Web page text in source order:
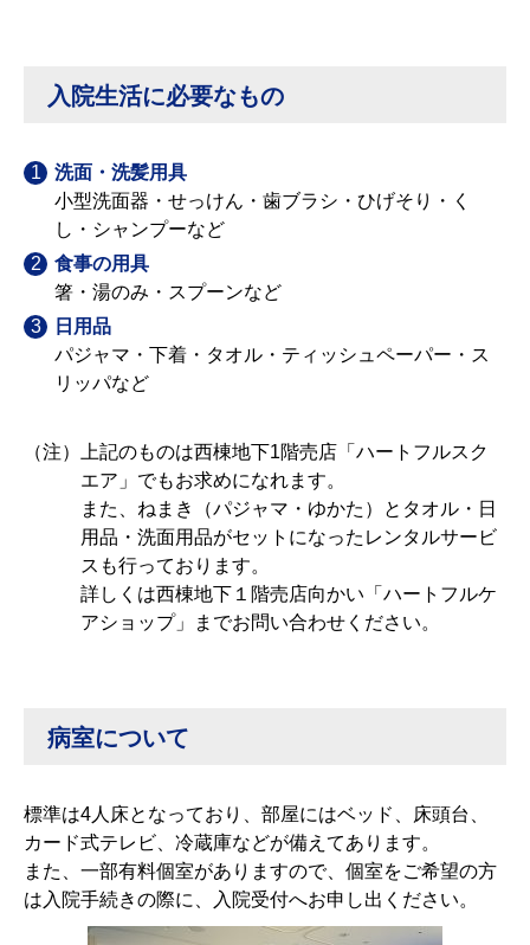
入院生活に必要なもの
洗面・洗髪用具
小型洗面器・せっけん・歯ブラシ・ひげそり・く
し・シャンプーなど
食事の用具
箸・湯のみ・スプーンなど
日用品
パジャマ・下着・タオル・ティッシュペーパー・ス
リッパなど
（注）
上記のものは西棟地下1階売店「ハートフルスク
エア」でもお求めになれます。
また、ねまき（パジャマ・ゆかた）とタオル・日
用品・洗面用品がセットになったレンタルサービ
スも行っております。
詳しくは西棟地下１階売店向かい「ハートフルケ
アショップ」までお問い合わせください。
病室について
標準は4人床となっており、部屋にはベッド、床頭台、
カード式テレビ、冷蔵庫などが備えてあります。
また、一部有料個室がありますので、個室をご希望の方
は入院手続きの際に、入院受付へお申し出ください。